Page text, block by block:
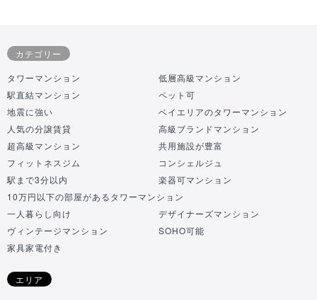
カテゴリー
タワーマンション
低層高級マンション
駅直結マンション
ペット可
地震に強い
ベイエリアのタワーマンション
人気の分譲賃貸
高級ブランドマンション
超高級マンション
共用施設が豊富
フィットネスジム
コンシェルジュ
駅まで3分以内
楽器可マンション
10万円以下の部屋があるタワーマンション
一人暮らし向け
デザイナーズマンション
ヴィンテージマンション
SOHO可能
家具家電付き
エリア